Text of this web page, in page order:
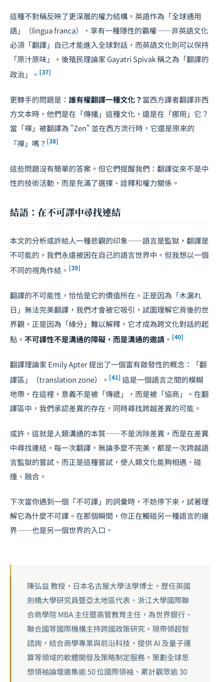
這種不對稱反映了更深層的權力結構。英語作為「全球通用
語」（lingua franca），享有一種隱性的霸權——非英語文化
必須「翻譯」自己才能進入全球對話，而英語文化則可以保持
「原汁原味」。後殖民理論家 Gayatri Spivak 稱之為「翻譯的
政治」。 [37]
更棘手的問題是： 誰有權翻譯一種文化？當西方譯者翻譯非西
方文本時，他們是在「傳播」這種文化，還是在「挪用」它？
當「禪」被翻譯為 "Zen" 並在西方流行時，它還是原來的
「禪」嗎？ [38]
這些問題沒有簡單的答案。但它們提醒我們：翻譯從來不是中
性的技術活動，而是充滿了選擇、詮釋和權力關係。
結語：在不可譯中尋找連結
本文的分析或許給人一種悲觀的印象——語言是監獄，翻譯是
不可能的，我們永遠被困在自己的語言世界中。但我想以一個
不同的視角作結。 [39]
翻譯的不可能性，恰恰是它的價值所在。正是因為「木漏れ
日」無法完美翻譯，我們才會被它吸引，試圖理解它背後的世
界觀。正是因為「緣分」難以解釋，它才成為跨文化對話的起
點。 不可譯性不是溝通的障礙，而是溝通的邀請 。 [40]
翻譯理論家 Emily Apter 提出了一個富有啟發性的概念：「翻
譯區」（translation zone）。 [41] 這是一個語言之間的模糊
地帶，在這裡，意義不是被「傳遞」，而是被「協商」。在翻
譯區中，我們承認差異的存在，同時尋找跨越差異的可能。
或許，這就是人類溝通的本質——不是消除差異，而是在差異
中尋找連結。每一次翻譯，無論多麼不完美，都是一次跨越語
言監獄的嘗試。而正是這種嘗試，使人類文化能夠相遇、碰
撞、融合。
下次當你遇到一個「不可譯」的詞彙時，不妨停下來，試著理
解它為什麼不可譯。在那個瞬間，你正在觸碰另一種語言的邊
界——也是另一個世界的入口。
陳弘益 教授，日本名古屋大學法學博士。歷任英國
劍橋大學研究員暨亞太地區代表、浙江大學國際聯
合商學院 MBA 主任暨高管教育主任，為世界銀行、
聯合國等國際機構主持跨國政策研究。現帶領超智
諮詢，結合商學專業與前沿科技，提供 AI 及量子運
算等領域的軟體開發及策略制定服務。策劃全球思
想領袖論壇邀集逾 50 位國際領袖、累計觀眾逾 30